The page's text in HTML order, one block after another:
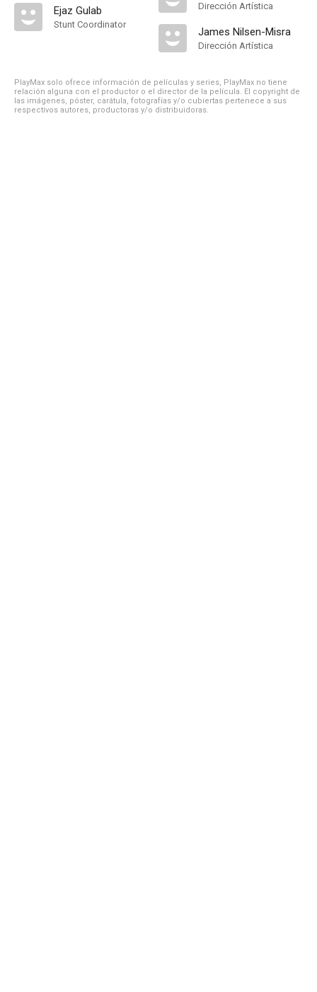
Ejaz Gulab
Stunt Coordinator
Dirección Artística
James Nilsen-Misra
Dirección Artística
PlayMax solo ofrece información de películas y series, PlayMax no tiene
relación alguna con el productor o el director de la película. El copyright de
las imágenes, póster, carátula, fotografías y/o cubiertas pertenece a sus
respectivos autores, productoras y/o distribuidoras.